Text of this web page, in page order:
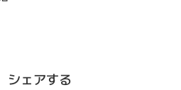
シェアする